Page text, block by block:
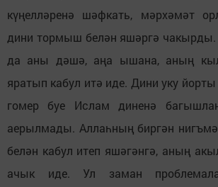
күңелләренә шәфкать, мәрхәмәт
дини тормыш белән яшәргә чакырды.
да аны дәшә, аңа ышана, аның
яратып кабул итә иде. Дини уку
гомер буе Ислам диненә
аерылмады. Аллаһның биргән
белән кабул итеп яшәгәнгә, аның
ачык иде. Ул заман